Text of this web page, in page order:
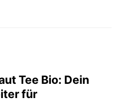
Tee Bio: Dein
für